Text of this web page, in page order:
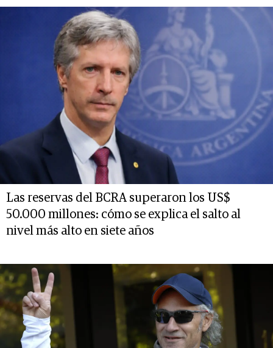
Las reservas del BCRA superaron los US$
50.000 millones: cómo se explica el salto al
nivel más alto en siete años